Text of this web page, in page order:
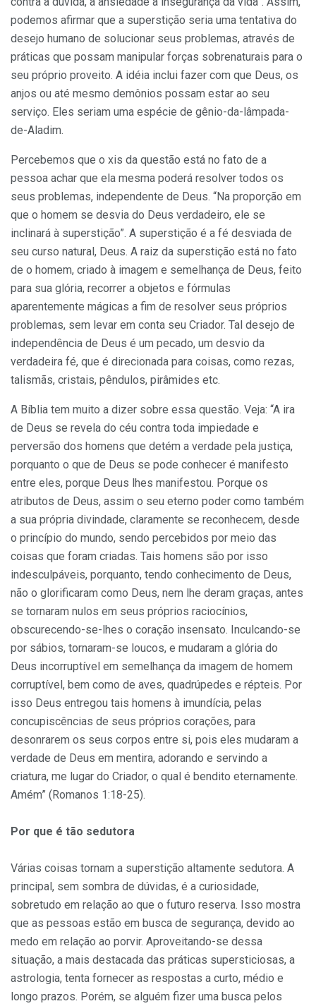
podemos afirmar que a superstição seria uma tentativa do
desejo humano de solucionar seus problemas, através de
práticas que possam manipular forças sobrenaturais para o
seu próprio proveito. A idéia inclui fazer com que Deus, os
anjos ou até mesmo demônios possam estar ao seu
serviço. Eles seriam uma espécie de gênio-da-lâmpada-
de-Aladim.
Percebemos que o xis da questão está no fato de a
pessoa achar que ela mesma poderá resolver todos os
seus problemas, independente de Deus. “Na proporção em
que o homem se desvia do Deus verdadeiro, ele se
inclinará à superstição”. A superstição é a fé desviada de
seu curso natural, Deus. A raiz da superstição está no fato
de o homem, criado à imagem e semelhança de Deus, feito
para sua glória, recorrer a objetos e fórmulas
aparentemente mágicas a fim de resolver seus próprios
problemas, sem levar em conta seu Criador. Tal desejo de
independência de Deus é um pecado, um desvio da
verdadeira fé, que é direcionada para coisas, como rezas,
talismãs, cristais, pêndulos, pirâmides etc.
A Bíblia tem muito a dizer sobre essa questão. Veja: “A ira
de Deus se revela do céu contra toda impiedade e
perversão dos homens que detém a verdade pela justiça,
porquanto o que de Deus se pode conhecer é manifesto
entre eles, porque Deus lhes manifestou. Porque os
atributos de Deus, assim o seu eterno poder como também
a sua própria divindade, claramente se reconhecem, desde
o princípio do mundo, sendo percebidos por meio das
coisas que foram criadas. Tais homens são por isso
indesculpáveis, porquanto, tendo conhecimento de Deus,
não o glorificaram como Deus, nem lhe deram graças, antes
se tornaram nulos em seus próprios raciocínios,
obscurecendo-se-lhes o coração insensato. Inculcando-se
por sábios, tornaram-se loucos, e mudaram a glória do
Deus incorruptível em semelhança da imagem de homem
corruptível, bem como de aves, quadrúpedes e répteis. Por
isso Deus entregou tais homens à imundícia, pelas
concupiscências de seus próprios corações, para
desonrarem os seus corpos entre si, pois eles mudaram a
verdade de Deus em mentira, adorando e servindo a
criatura, me lugar do Criador, o qual é bendito eternamente.
Amém” (Romanos 1:18-25).
Por que é tão sedutora
Várias coisas tornam a superstição altamente sedutora. A
principal, sem sombra de dúvidas, é a curiosidade,
sobretudo em relação ao que o futuro reserva. Isso mostra
que as pessoas estão em busca de segurança, devido ao
medo em relação ao porvir. Aproveitando-se dessa
situação, a mais destacada das práticas supersticiosas, a
astrologia, tenta fornecer as respostas a curto, médio e
longo prazos. Porém, se alguém fizer uma busca pelos